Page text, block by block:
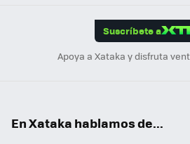
Suscríbete a
Apoya a Xataka y disfruta
En Xataka hablamos de...